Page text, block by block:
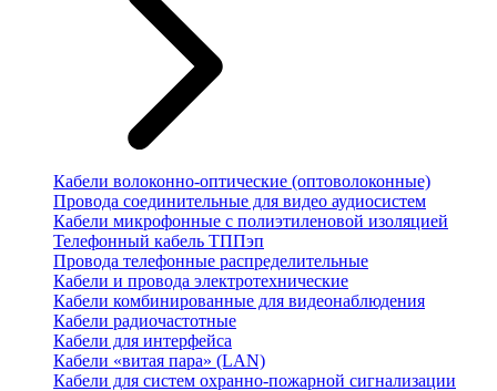
Кабели волоконно-оптические (оптоволоконные)
Провода соединительные для видео аудиосистем
Кабели микрофонные с полиэтиленовой изоляцией
Телефонный кабель ТППэп
Провода телефонные распределительные
Кабели и провода электротехнические
Кабели комбинированные для видеонаблюдения
Кабели радиочастотные
Кабели для интерфейса
Кабели «витая пара» (LAN)
Кабели для систем охранно-пожарной сигнализации